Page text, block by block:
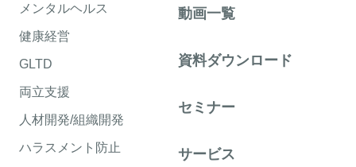
メンタルヘルス
健康経営
GLTD
両立支援
人材開発/組織開発
ハラスメント防止
動画一覧
資料ダウンロード
セミナー
サービス